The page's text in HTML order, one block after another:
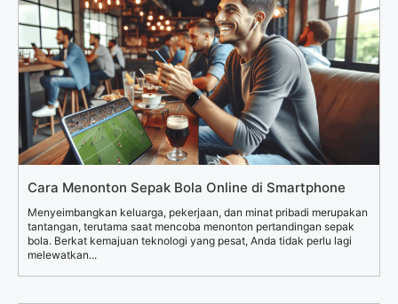
Cara Menonton Sepak Bola Online di Smartphone
Menyeimbangkan keluarga, pekerjaan, dan minat pribadi merupakan
tantangan, terutama saat mencoba menonton pertandingan sepak
bola. Berkat kemajuan teknologi yang pesat, Anda tidak perlu lagi
melewatkan...